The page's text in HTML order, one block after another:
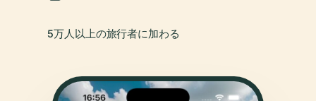
5万人以上の旅行者に加わる